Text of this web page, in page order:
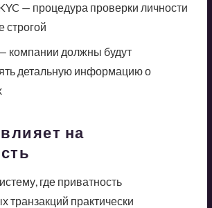
— процедура проверки личности
строгой
компании должны будут
детальную информацию о
на
где приватность
транзакций практически